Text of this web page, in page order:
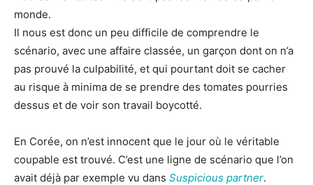
monde.
Il nous est donc un peu difficile de comprendre le
scénario, avec une affaire classée, un garçon dont on n’a
pas prouvé la culpabilité, et qui pourtant doit se cacher
au risque à minima de se prendre des tomates pourries
dessus et de voir son travail boycotté.
En Corée, on n’est innocent que le jour où le véritable
coupable est trouvé. C’est une ligne de scénario que l’on
avait déjà par exemple vu dans Suspicious partner.